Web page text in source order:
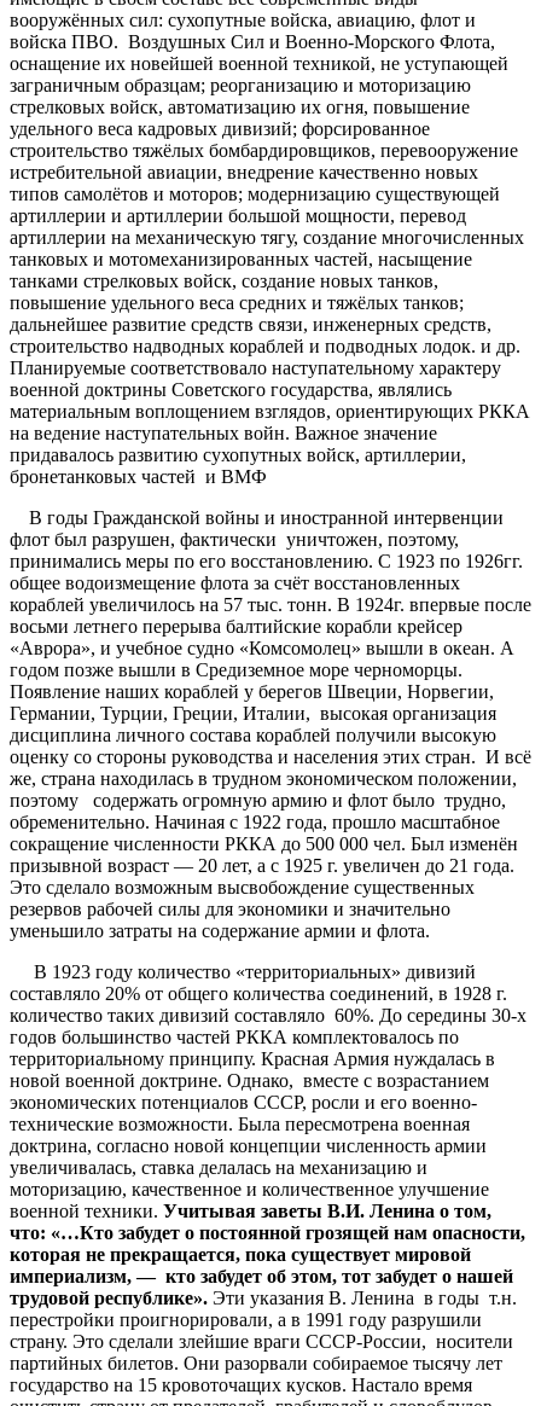
вооружённых сил: сухопутные войска, авиацию, флот и
войска ПВО. Воздушных Сил и Военно-Морского Флота,
оснащение их новейшей военной техникой, не уступающей
заграничным образцам; реорганизацию и моторизацию
стрелковых войск, автоматизацию их огня, повышение
удельного веса кадровых дивизий; форсированное
строительство тяжёлых бомбардировщиков, перевооружение
истребительной авиации, внедрение качественно новых
типов самолётов и моторов; модернизацию существующей
артиллерии и артиллерии большой мощности, перевод
артиллерии на механическую тягу, создание многочисленных
танковых и мотомеханизированных частей, насыщение
танками стрелковых войск, создание новых танков,
повышение удельного веса средних и тяжёлых танков;
дальнейшее развитие средств связи, инженерных средств,
строительство надводных кораблей и подводных лодок. и др.
Планируемые соответствовало наступательному характеру
военной доктрины Советского государства, являлись
материальным воплощением взглядов, ориентирующих РККА
на ведение наступательных войн. Важное значение
придавалось развитию сухопутных войск, артиллерии,
бронетанковых частей и ВМФ
В годы Гражданской войны и иностранной интервенции
флот был разрушен, фактически уничтожен, поэтому,
принимались меры по его восстановлению. С 1923 по 1926гг.
общее водоизмещение флота за счёт восстановленных
кораблей увеличилось на 57 тыс. тонн. В 1924г. впервые после
восьми летнего перерыва балтийские корабли крейсер
«Аврора», и учебное судно «Комсомолец» вышли в океан. А
годом позже вышли в Средиземное море черноморцы.
Появление наших кораблей у берегов Швеции, Норвегии,
Германии, Турции, Греции, Италии, высокая организация
дисциплина личного состава кораблей получили высокую
оценку со стороны руководства и населения этих стран. И всё
же, страна находилась в трудном экономическом положении,
поэтому содержать огромную армию и флот было трудно,
обременительно. Начиная с 1922 года, прошло масштабное
сокращение численности РККА до 500 000 чел. Был изменён
призывной возраст — 20 лет, а с 1925 г. увеличен до 21 года.
Это сделало возможным высвобождение существенных
резервов рабочей силы для экономики и значительно
уменьшило затраты на содержание армии и флота.
В 1923 году количество «территориальных» дивизий
составляло 20% от общего количества соединений, в 1928 г.
количество таких дивизий составляло 60%. До середины 30-х
годов большинство частей РККА комплектовалось по
территориальному принципу. Красная Армия нуждалась в
новой военной доктрине. Однако, вместе с возрастанием
экономических потенциалов СССР, росли и его военно-
технические возможности. Была пересмотрена военная
доктрина, согласно новой концепции численность армии
увеличивалась, ставка делалась на механизацию и
моторизацию, качественное и количественное улучшение
военной техники. Учитывая заветы В.И. Ленина о том,
что: «…Кто забудет о постоянной грозящей нам опасности,
которая не прекращается, пока существует мировой
империализм, — кто забудет об этом, тот забудет о нашей
трудовой республике». Эти указания В. Ленина в годы т.н.
перестройки проигнорировали, а в 1991 году разрушили
страну. Это сделали злейшие враги СССР-России, носители
партийных билетов. Они разорвали собираемое тысячу лет
государство на 15 кровоточащих кусков. Настало время